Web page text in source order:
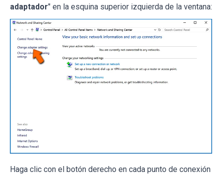
adaptador" en la esquina superior izquierda de la ventana:
Haga clic con el botón derecho en cada punto de conexión